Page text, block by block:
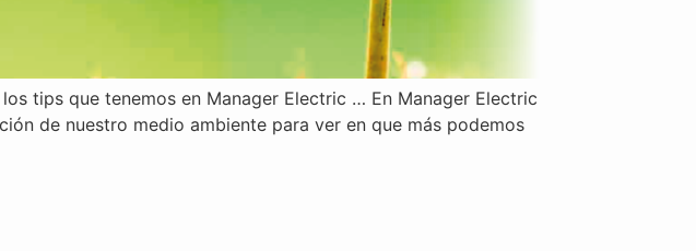
tips que tenemos en Manager Electric … En Manager Electric
de nuestro medio ambiente para ver en que más podemos